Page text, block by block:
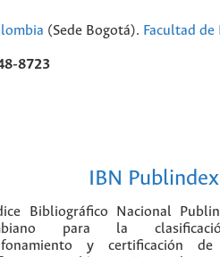
(Sede Bogotá). Facultad
8723
IBN Publindex
Bibliográfico Nacional
para la
y certificación